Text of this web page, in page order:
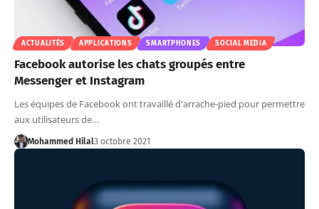
ACTUALITÉS APPLICATIONS SMARTPHONES SOCIAL MEDIA
Facebook autorise les chats groupés entre
Messenger et Instagram
Les équipes de Facebook ont travaillé d'arrache-pied pour permettre
aux utilisateurs de…
Mohammed Hilal3 octobre 2021